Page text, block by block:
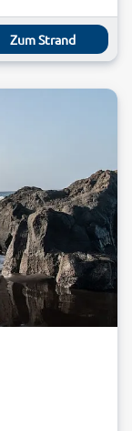
Zum Strand